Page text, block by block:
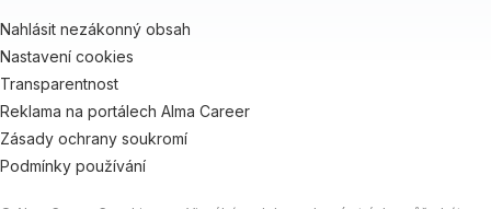
Nahlásit nezákonný obsah
Nastavení cookies
Transparentnost
Reklama na portálech Alma Career
Zásady ochrany soukromí
Podmínky používání